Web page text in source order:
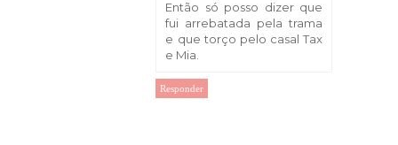
Então só posso dizer que
fui arrebatada pela trama
e que torço pelo casal Tax
e Mia.
Responder